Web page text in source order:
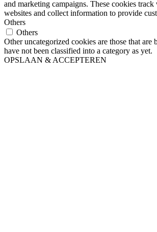
and marketing campaigns. These cookies track
websites and collect information to provide
Others
Others
Other uncategorized cookies are those that are
have not been classified into a category as yet.
OPSLAAN & ACCEPTEREN